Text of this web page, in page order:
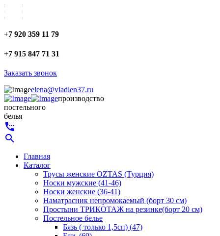
+7 920 359 11 79
+7 915 847 71 31
Заказать звонок
elena@vladlen37.ru
производство
постельного
белья
settings_phone
search
Главная
Каталог
Трусы женские OZTAS (Турция)
Носки мужские (41-46)
Носки женские (36-41)
Наматрасник непромокаемый (борт 30 см)
Простыни ТРИКОТАЖ на резинке(борт 20 см)
Постельное белье
Бязь ( только 1,5сп) (47)